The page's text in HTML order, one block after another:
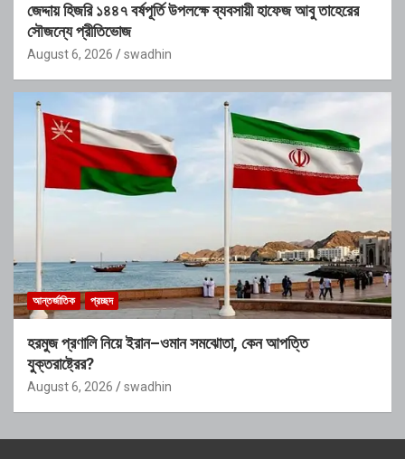
জেদ্দায় হিজরি ১৪৪৭ বর্ষপূর্তি উপলক্ষে ব্যবসায়ী হাফেজ আবু তাহেরের
সৌজন্যে প্রীতিভোজ
August 6, 2026 swadhin
আন্তর্জাতিক প্রচ্ছদ
হরমুজ প্রণালি নিয়ে ইরান–ওমান সমঝোতা, কেন আপত্তি
যুক্তরাষ্ট্রের?
August 6, 2026 swadhin